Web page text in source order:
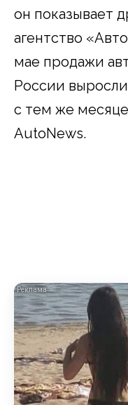
он показывает
агентство
мае продажи
России
с тем же
AutoNews.